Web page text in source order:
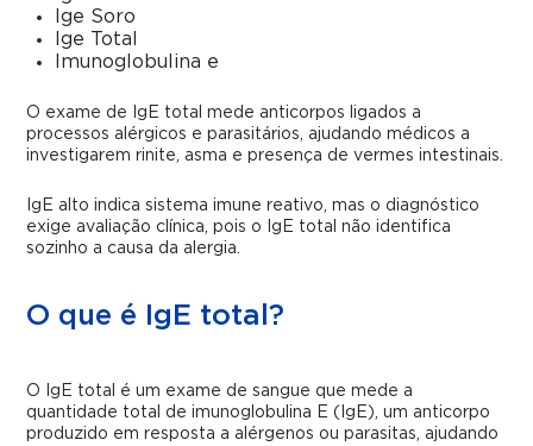
Ige Soro
Ige Total
Imunoglobulina e
O exame de IgE total mede anticorpos ligados a
processos alérgicos e parasitários, ajudando médicos a
investigarem rinite, asma e presença de vermes intestinais.
IgE alto indica sistema imune reativo, mas o diagnóstico
exige avaliação clínica, pois o IgE total não identifica
sozinho a causa da alergia.
O que é IgE total?
O IgE total é um exame de sangue que mede a
quantidade total de imunoglobulina E (IgE), um anticorpo
produzido em resposta a alérgenos ou parasitas, ajudando